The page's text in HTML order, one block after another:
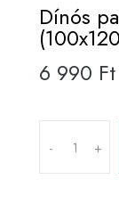
Dínós
6 990 Ft
- +